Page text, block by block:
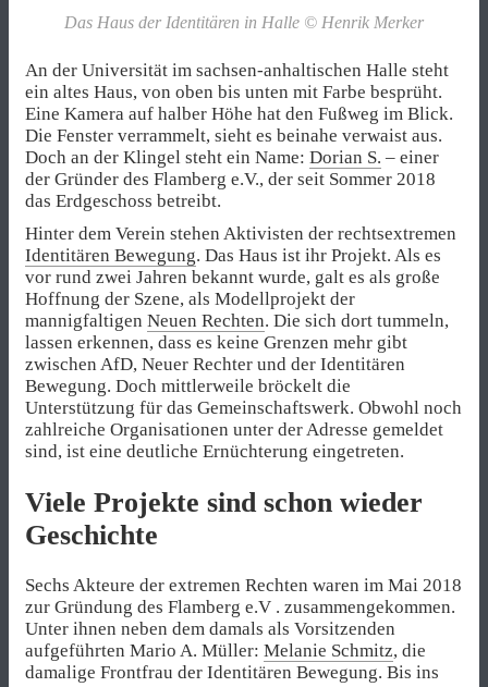
Das Haus der Identitären in Halle © Henrik Merker
An der Universität im sachsen-anhaltischen Halle steht
ein altes Haus, von oben bis unten mit Farbe besprüht.
Eine Kamera auf halber Höhe hat den Fußweg im Blick.
Die Fenster verrammelt, sieht es beinahe verwaist aus.
Doch an der Klingel steht ein Name: Dorian S. – einer
der Gründer des Flamberg e.V., der seit Sommer 2018
das Erdgeschoss betreibt.
Hinter dem Verein stehen Aktivisten der rechtsextremen
Identitären Bewegung. Das Haus ist ihr Projekt. Als es
vor rund zwei Jahren bekannt wurde, galt es als große
Hoffnung der Szene, als Modellprojekt der
mannigfaltigen Neuen Rechten. Die sich dort tummeln,
lassen erkennen, dass es keine Grenzen mehr gibt
zwischen AfD, Neuer Rechter und der Identitären
Bewegung. Doch mittlerweile bröckelt die
Unterstützung für das Gemeinschaftswerk. Obwohl noch
zahlreiche Organisationen unter der Adresse gemeldet
sind, ist eine deutliche Ernüchterung eingetreten.
Viele Projekte sind schon wieder
Geschichte
Sechs Akteure der extremen Rechten waren im Mai 2018
zur Gründung des Flamberg e.V . zusammengekommen.
Unter ihnen neben dem damals als Vorsitzenden
aufgeführten Mario A. Müller: Melanie Schmitz, die
damalige Frontfrau der Identitären Bewegung. Bis ins